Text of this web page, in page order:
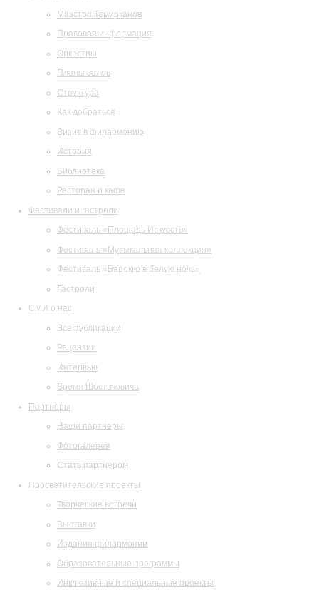
Маэстро Темирканов
Правовая информация
Оркестры
Планы залов
Структура
Как добраться
Визит в филармонию
История
Библиотека
Ресторан и кафе
Фестивали и гастроли
Фестиваль «Площадь Искусств»
Фестиваль «Музыкальная коллекция»
Фестиваль «Барокко в белую ночь»
Гастроли
СМИ о нас
Все публикации
Рецензии
Интервью
Время Шостаковича
Партнеры
Наши партнеры
Фотогалерея
Стать партнером
Просветительские проекты
Творческие встречи
Выставки
Издания филармонии
Образовательные программы
Инклюзивные и специальные проекты